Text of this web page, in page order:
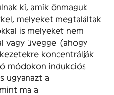
ki, amik önmaguk
melyeket megtaláltak
is melyeket nem
vagy üveggel (ahogy
koncentrálják
módokon indukciós
ugyanazt a
ma a